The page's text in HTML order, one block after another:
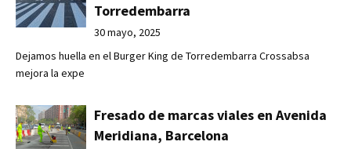
Torredembarra
30 mayo, 2025
Dejamos huella en el Burger King de Torredembarra Crossabsa
mejora la expe
Fresado de marcas viales en Avenida
Meridiana, Barcelona